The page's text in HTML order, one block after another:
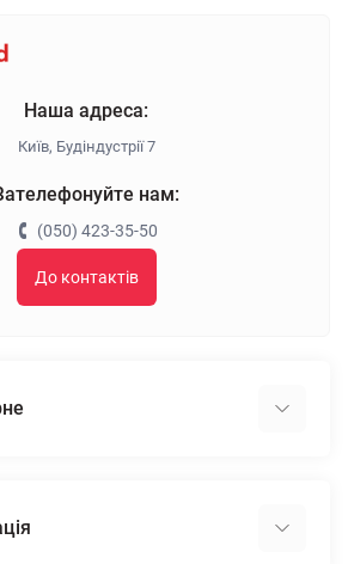
Наша адреса:
Київ, Будіндустрії 7
нам:
(050) 423-35-50
До контактів